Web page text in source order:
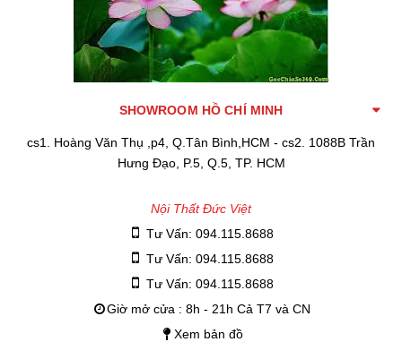
SHOWROOM HỒ CHÍ MINH
cs1. Hoàng Văn Thụ ,p4, Q.Tân Bình,HCM - cs2. 1088B Trần
Hưng Đạo, P.5, Q.5, TP. HCM
Nội Thất Đức Việt
Tư Vấn: 094.115.8688
Tư Vấn: 094.115.8688
Tư Vấn: 094.115.8688
Giờ mở cửa : 8h - 21h Cả T7 và CN
Xem bản đồ